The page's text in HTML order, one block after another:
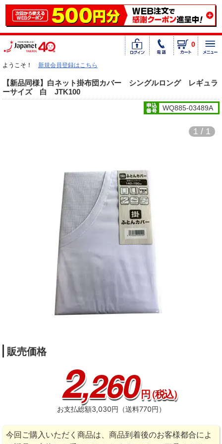
0
ようこそ！ 新規会員登録はこちら
【新品同様】白ネット掛布団カバー シングルロング レギュラ
ーサイズ 白 JTK100
WQ885-03489A
1 / 1
販売価格
2,260円（税込）
お支払総額3,030円（送料770円）
今回ご購入いただく商品は、商品到着後のお客様都合によ